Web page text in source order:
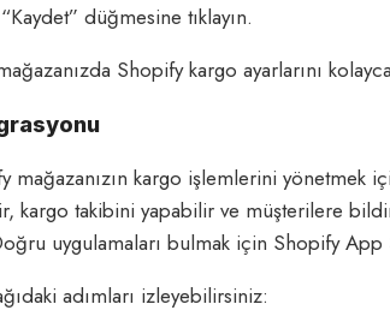
düğmesine tıklayın.
Shopify kargo ayarlarını
mağazanızın kargo işlemlerini yönetmek
kargo takibini yapabilir ve müşterilere
uygulamaları bulmak için Shopify App
adımları izleyebilirsiniz: